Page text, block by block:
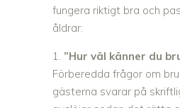
fungera riktigt bra och
åldrar:
”Hur väl känner du
Förberedda frågor om
gästerna svarar på